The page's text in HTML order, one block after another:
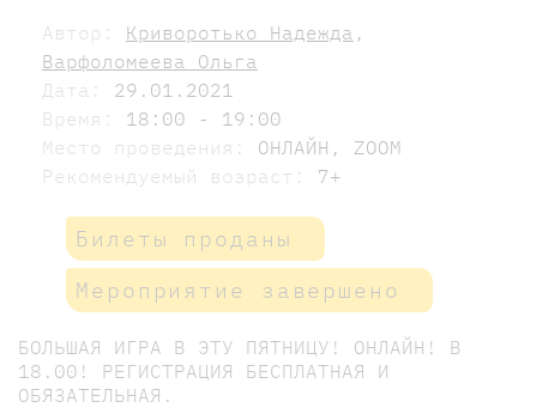
Автор: Криворотько Надежда ,
Варфоломеева Ольга
Дата: 29.01.2021
Время: 18:00 - 19:00
Место проведения: ОНЛАЙН, ZOOM
Рекомендуемый возраст: 7+
Билеты проданы
Мероприятие завершено
БОЛЬШАЯ ИГРА В ЭТУ ПЯТНИЦУ! ОНЛАЙН! В
18.00! РЕГИСТРАЦИЯ БЕСПЛАТНАЯ И
ОБЯЗАТЕЛЬНАЯ.